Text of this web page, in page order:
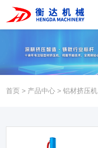
首页 > 产品中心 > 铝材挤压机